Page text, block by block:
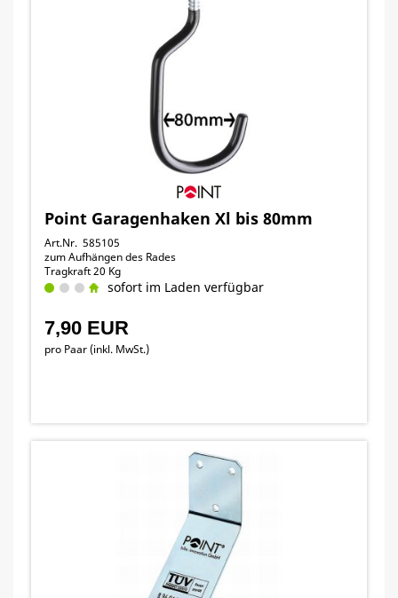
Point Garagenhaken Xl bis 80mm
Art.Nr. 585105
zum Aufhängen des Rades
Tragkraft 20 Kg
sofort im Laden verfügbar
7,90 EUR
pro Paar (inkl. MwSt.)